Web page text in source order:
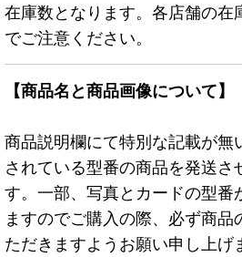
在庫数となります。各店舗の在
でご注意ください。
【商品名と商品画像について】
商品説明欄にて特別な記載が無
されている型番の商品を発送さ
す。一部、写真とカードの型番
ますのでご購入の際、必ず商品
ただきますようお願い申し上げ